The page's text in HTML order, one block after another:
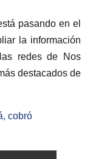
pasando en el
la información
redes de Nos
destacados de
cobró